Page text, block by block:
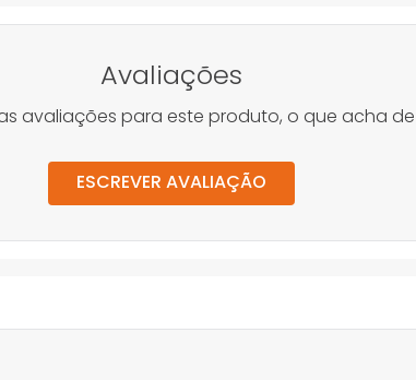
Avaliações
avaliações para este produto, o que acha
ESCREVER AVALIAÇÃO